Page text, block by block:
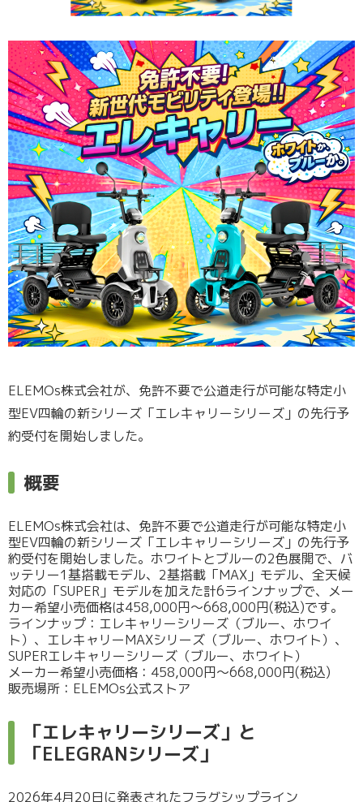
ELEMOs株式会社が、免許不要で公道走行が可能な特定小
型EV四輪の新シリーズ「エレキャリーシリーズ」の先行予
約受付を開始しました。
概要
ELEMOs株式会社は、免許不要で公道走行が可能な特定小
型EV四輪の新シリーズ「エレキャリーシリーズ」の先行予
約受付を開始しました。ホワイトとブルーの2色展開で、バ
ッテリー1基搭載モデル、2基搭載「MAX」モデル、全天候
対応の「SUPER」モデルを加えた計6ラインナップで、メー
カー希望小売価格は458,000円～668,000円(税込)です。
ラインナップ：エレキャリーシリーズ（ブルー、ホワイ
ト）、エレキャリーMAXシリーズ（ブルー、ホワイト）、
SUPERエレキャリーシリーズ（ブルー、ホワイト）
メーカー希望小売価格：458,000円～668,000円(税込)
販売場所：ELEMOs公式ストア
「エレキャリーシリーズ」と
「ELEGRANシリーズ」
2026年4月20日に発表されたフラグシップライン